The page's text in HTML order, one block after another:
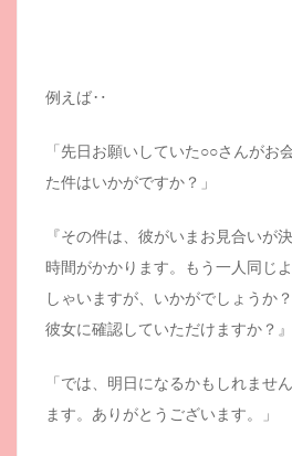
例えば‥
「先日お願いしていた○○さんがお
た件はいかがですか？」
『その件は、彼がいまお見合いが
時間がかかります。もう一人同じ
しゃいますが、いかがでしょうか
彼女に確認していただけますか？』
「では、明日になるかもしれませ
ます。ありがとうございます。」